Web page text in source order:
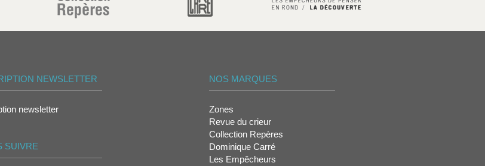
NEWSLETTER
newsletter
SUIVRE
NOS MARQUES
Zones
Revue du crieur
Collection Repères
Dominique Carré
Les Empêcheurs